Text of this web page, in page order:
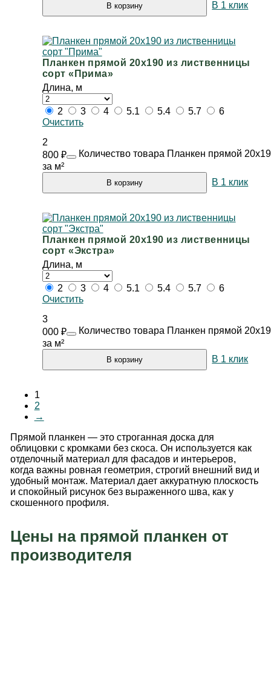
В корзину В 1 клик
Планкен прямой 20х190 из лиственницы
сорт «Прима»
Длина, м
2 3 4 5.1 5.4 5.7
6
Очистить
2
800 ₽
за м²
Количество товара Планкен прямой
В корзину В 1 клик
Планкен прямой 20х190 из лиственницы
сорт «Экстра»
Длина, м
2 3 4 5.1 5.4 5.7
6
Очистить
3
000 ₽
за м²
Количество товара Планкен прямой
В корзину В 1 клик
1
2
→
Прямой планкен — это строганная доска для
облицовки с кромками без скоса. Он используется как
отделочный материал для фасадов и интерьеров,
когда важны ровная геометрия, строгий внешний вид и
удобный монтаж. Материал дает аккуратную плоскость
и спокойный рисунок без выраженного шва, как у
скошенного профиля.
Цены на прямой планкен от
производителя